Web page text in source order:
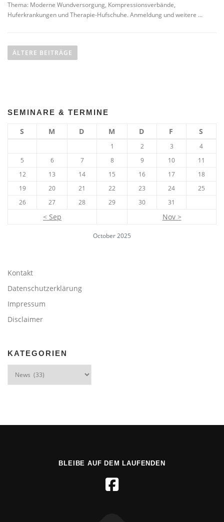
Thema: Moderne Wundversorgung, Kompressionsverbände,
Huferkrankungen und Therapie-Hufschuhe. Anmeldung und weitere …
ÄLTERE BEITRÄGE
SEMINARE & TERMINE
October 2025
S M D M D F S
1 2 3
4
5
6 7 8 9 10
11
12
13 14 15 16 17
18
19
20 21 22 23 24
25
26
27 28 29 30 31
< Sep Nov >
Kontakt
Datenschutzerklärung
Impressum
Disclaimer
KATEGORIEN
BLEIBE AUF DEM LAUFENDEN